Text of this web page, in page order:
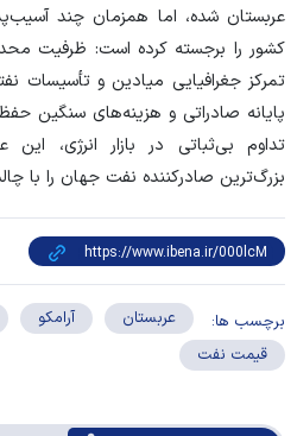
عربستان شده، اما همزمان چند
کشور را برجسته کرده است: ظرفیت
تمرکز جغرافیایی میادین و تأسیسات
پایانه صادراتی و هزینه‌های سنگین
تداوم بی‌ثباتی در بازار انرژی،
بزرگ‌ترین صادرکننده نفت جهان را با
برچسب ها: عربستان آرامکو
قیمت نفت